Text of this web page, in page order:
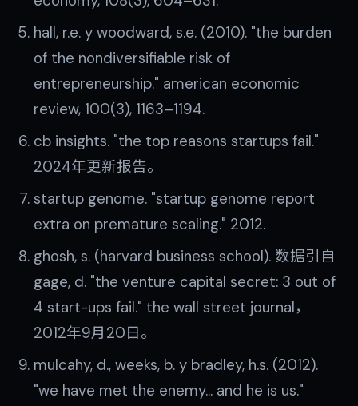
hall, r.e. y woodward, s.e. (2010). "the burden
of the nondiversifiable risk of
entrepreneurship." american economic
review, 100(3), 1163–1194.
cb insights. "the top reasons startups fail."
2024年更新报告。
startup genome. "startup genome report
extra on premature scaling." 2012.
ghosh, s. (harvard business school). 数据引自
gage, d. "the venture capital secret: 3 out of
4 start-ups fail." the wall street journal，
2012年9月20日。
mulcahy, d., weeks, b. y bradley, h.s. (2012).
"we have met the enemy… and he is us."